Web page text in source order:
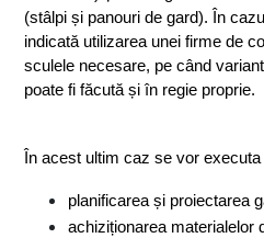
(stâlpi și panouri de gard). În
indicată utilizarea unei firme de
sculele necesare, pe când
poate fi făcută și în regie proprie.
În acest ultim caz se vor
planificarea și proiectarea
achiziționarea materialelor